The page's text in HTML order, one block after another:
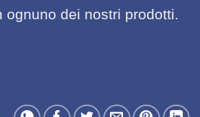
ognuno dei nostri prodotti.